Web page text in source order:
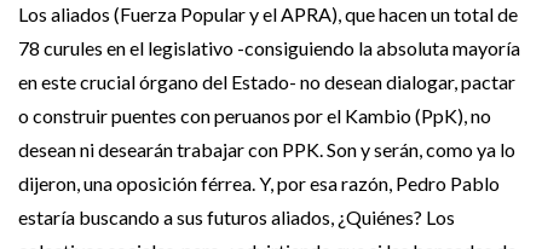
Los aliados (Fuerza Popular y el APRA), que hacen un total de
78 curules en el legislativo -consiguiendo la absoluta mayoría
en este crucial órgano del Estado- no desean dialogar, pactar
o construir puentes con peruanos por el Kambio (PpK), no
desean ni desearán trabajar con PPK. Son y serán, como ya lo
dijeron, una oposición férrea. Y, por esa razón, Pedro Pablo
estaría buscando a sus futuros aliados, ¿Quiénes? Los